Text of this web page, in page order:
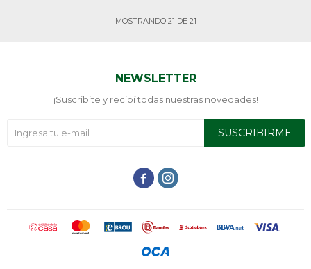
MOSTRANDO 21 DE 21
NEWSLETTER
¡Suscribite y recibí todas nuestras novedades!
SUSCRIBIRME
 